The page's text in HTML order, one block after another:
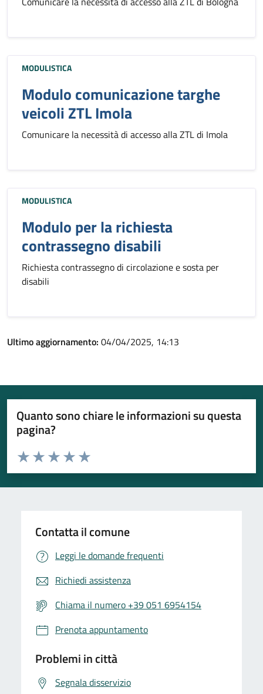
MODULISTICA
Modulo comunicazione targhe
veicoli ZTL Imola
Comunicare la necessità di accesso alla ZTL di Imola
MODULISTICA
Modulo per la richiesta
contrassegno disabili
Richiesta contrassegno di circolazione e sosta per
disabili
Ultimo aggiornamento: 04/04/2025, 14:13
Quanto sono chiare le informazioni su questa
pagina?
Valuta da 1 a 5 stelle la pagina
Valuta 5 stelle su 5
Valuta 4 stelle su 5
Valuta 3 stelle su 5
Valuta 2 stelle su 5
Valuta 1 stelle su 5
Contatta il comune
Leggi le domande frequenti
Richiedi assistenza
Chiama il numero +39 051 6954154
Prenota appuntamento
Problemi in città
Segnala disservizio